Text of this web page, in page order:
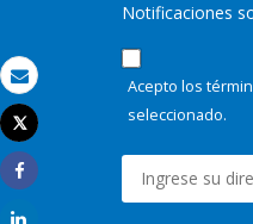
Correo electrónico
Imprimir
Tweet
Share
Notificaciones
Acepto los
seleccionado.